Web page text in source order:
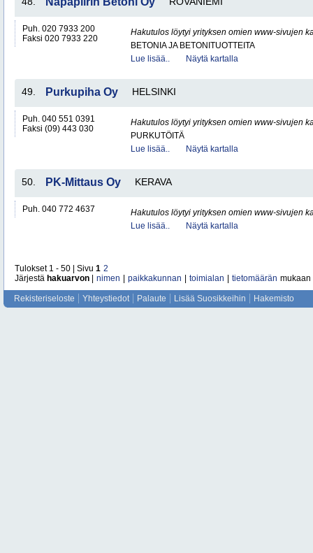
Puh. 020 7933 200
Faksi 020 7933 220
Hakutulos löytyi yrityksen omien www-sivujen
BETONIA JA BETONITUOTTEITA
Lue lisää..
Näytä kartalla
49. Purkupiha Oy HELSINKI
Puh. 040 551 0391
Faksi (09) 443 030
Hakutulos löytyi yrityksen omien www-sivujen
PURKUTÖITÄ
Lue lisää..
Näytä kartalla
50. PK-Mittaus Oy KERAVA
Puh. 040 772 4637
Hakutulos löytyi yrityksen omien www-sivujen
Lue lisää..
Näytä kartalla
Tulokset 1 - 50 | Sivu 1 2
Järjestä hakuarvon nimen paikkakunnan toimialan tietomäärän mukaan
Rekisteriseloste Yhteystiedot Palaute Lisää Suosikkeihin Hakemisto